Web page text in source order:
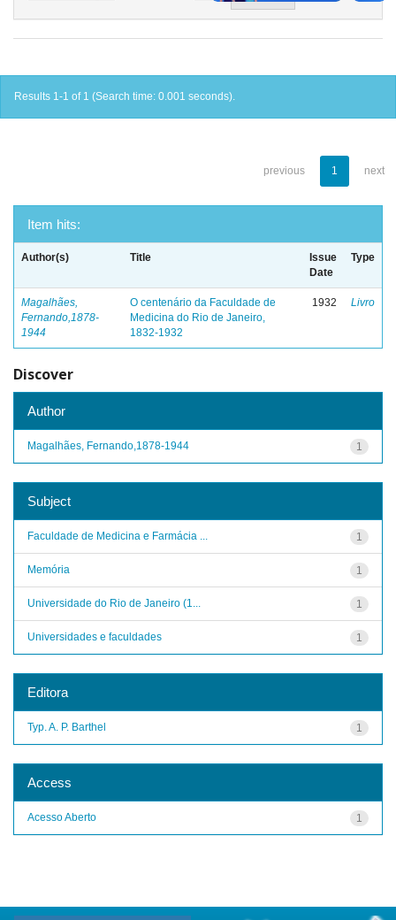
Results 1-1 of 1 (Search time: 0.001 seconds).
previous 1 next
Item hits:
Author(s) Title
Issue
Date
Type
Magalhães,
Fernando,1878-
1944
O centenário da Faculdade de
Medicina do Rio de Janeiro,
1832-1932
1932 Livro
Discover
Author
1
Magalhães, Fernando,1878-1944
Subject
1
Faculdade de Medicina e Farmácia ...
1
Memória
1
Universidade do Rio de Janeiro (1...
1
Universidades e faculdades
Editora
1
Typ. A. P. Barthel
Access
1
Acesso Aberto